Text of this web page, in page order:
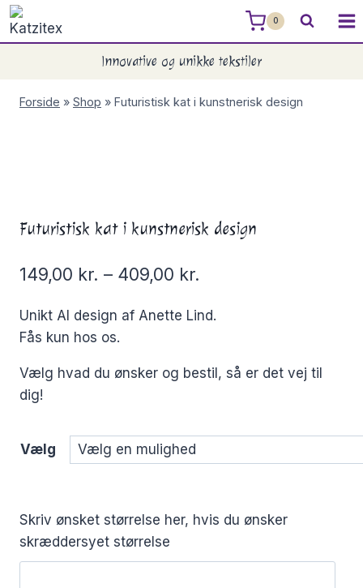
Skip
to
0
Innovative og unikke tekstiler
Forside » Shop » Futuristisk kat i kunstnerisk design
Futuristisk kat i kunstnerisk design
149,00 kr. – 409,00 kr.
Unikt AI design af Anette Lind.
Fås kun hos os.
Vælg hvad du ønsker og bestil, så er det vej til
dig!
Vælg
Skriv ønsket størrelse her, hvis du ønsker
skræddersyet størrelse